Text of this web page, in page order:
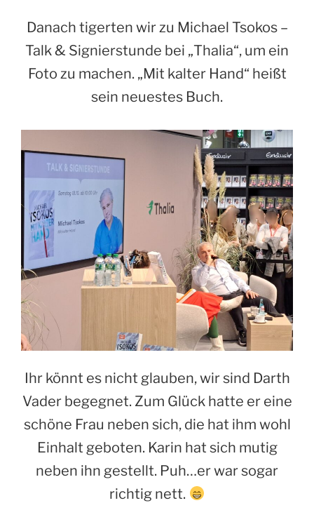
Danach tigerten wir zu Michael Tsokos –
Talk & Signierstunde bei „Thalia“, um ein
Foto zu machen. „Mit kalter Hand“ heißt
sein neuestes Buch.
Ihr könnt es nicht glauben, wir sind Darth
Vader begegnet. Zum Glück hatte er eine
schöne Frau neben sich, die hat ihm wohl
Einhalt geboten. Karin hat sich mutig
neben ihn gestellt. Puh…er war sogar
richtig nett.